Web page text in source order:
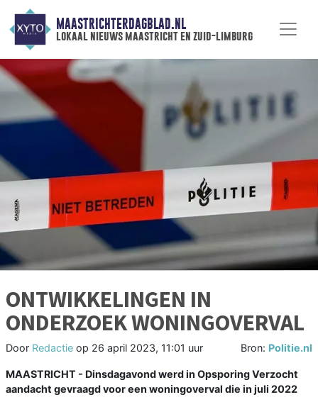
MAASTRICHTERDAGBLAD.NL
lokaal nieuws maastricht en zuid-limburg
ONTWIKKELINGEN IN
ONDERZOEK WONINGOVERVAL
Door Redactie op 26 april 2023, 11:01 uur Bron: Politie.nl
MAASTRICHT - Dinsdagavond werd in Opsporing Verzocht
aandacht gevraagd voor een woningoverval die in juli 2022